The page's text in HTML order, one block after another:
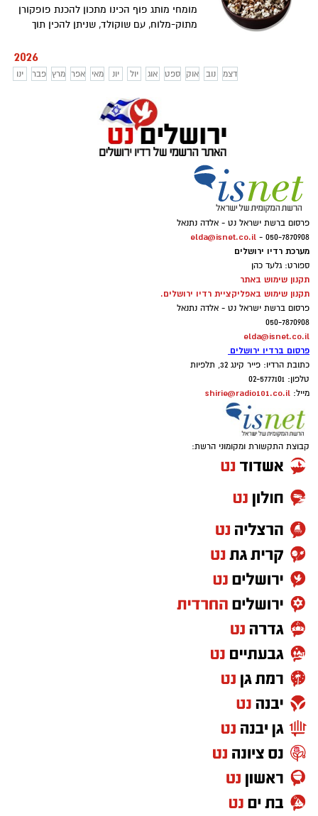
מהבית כדי להתפנק, אלא רק לבחור חומרי
גלם טובים וליהנות. בתיאבון!
שחור-לבן. שילוב מנצח של טעמים, מרקמים
ומראה חגיגי, במילוי ממרח חלוה וממרח
אחוה, המתאימים במיוחד לצד כוס תה או
קפה בימים הקרים של העונה. חורף נעים!
מומחי מותג פוף הכינו מתכון להכנת פופקורן
מתוק-מלוח, עם שוקולד, שניתן להכין תוך
2026
ינו פבר מרץ אפר מאי יונ יול אוג ספט אוק נוב דצמ
פרסום ברשת ישראל נט - אלדה נתנאל
050-7870908 -
elda@isnet.co.il
מערכת רדיו ירושלים
ספורט: גלעד כהן
תקנון שימוש באתר
תקנון שימוש באפליקציית רדיו ירושלים.
פרסום ברשת ישראל נט - אלדה נתנאל
050-7870908
elda@isnet.co.il
פרסום ברדיו ירושלים
כתובת הרדיו: פייר קינג 32, תלפיות
טלפון: 02-5777101
מייל: shirie@radio101.co.il
קבוצת התקשורת ומקומוני הרשת: